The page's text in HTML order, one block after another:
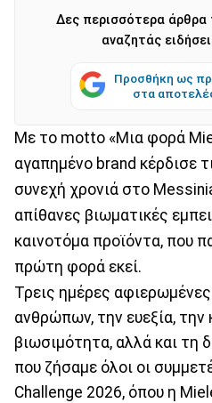
Δες περισσότερα άρθρα
αναζητάς
Προσθήκη ως
στα
Με το motto «Μια φορά
αγαπημένο brand κέρδισε
συνεχή χρονιά στο
απίθανες βιωματικές
καινοτόμα προϊόντα, που
πρώτη φορά εκεί.
Τρεις ημέρες
ανθρώπων, την ευεξία,
βιωσιμότητα, αλλά και τη
που ζήσαμε όλοι οι
Challenge 2026, όπου η